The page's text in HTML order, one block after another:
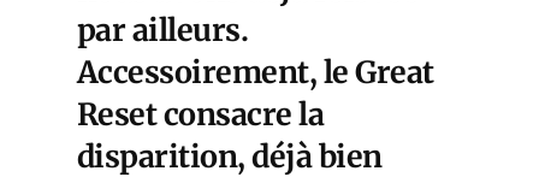
par ailleurs.
Accessoirement, le Great
Reset consacre la
disparition, déjà bien